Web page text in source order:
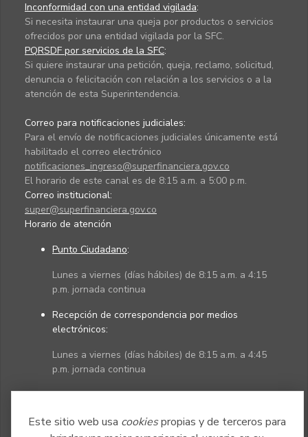
Este sitio web usa cookiespropias y de terceros para
Inconformidad con una entidad vigilada:
Si necesita instaurar una queja por productos o servicios
ofrecidos por una entidad vigilada por la SFC.
PQRSDF por servicios de la SFC:
Si quiere instaurar una petición, queja, reclamo, solicitud,
denuncia o felicitación con relación a los servicios o a la
atención de esta Superintendencia.
Correo para notificaciones judiciales:
Para el envío de notificaciones judiciales únicamente está
habilitado el correo electrónico
notificaciones_ingreso@superfinanciera.gov.co
El horario de este canal es de 8:15 a.m. a 5:00 p.m.
Correo institucional:
super@superfinanciera.gov.co
Horario de atención
Punto Ciudadano:
Lunes a viernes (días hábiles) de 8:15 a.m. a 4:15
p.m. jornada continua
Recepción de correspondencia por medios
electrónicos:
Lunes a viernes (días hábiles) de 8:15 a.m. a 4:45
p.m. jornada continua